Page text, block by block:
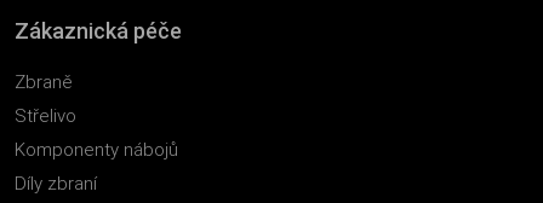
Zákaznická péče
Zbraně
Střelivo
Komponenty nábojů
Díly zbraní